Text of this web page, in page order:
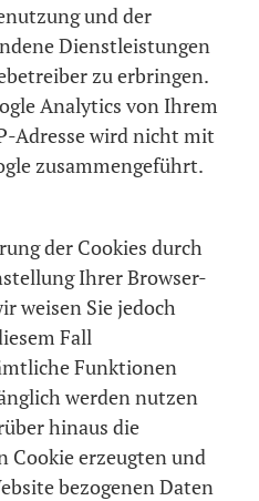
und der
Dienstleistungen
zu erbringen.
Analytics von Ihrem
Adresse wird nicht mit
zusammengeführt.
der Cookies durch
Ihrer Browser-
weisen Sie jedoch
Fall
Funktionen
werden nutzen
hinaus die
Cookie erzeugten und
bezogenen Daten